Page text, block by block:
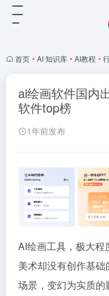
首页 • AI 知识库 • AI教程 •
ai绘画软件国内
软件top榜
1年前发布
AI绘画工具，极大程
美术却没有创作基
场景，变幻为实质的